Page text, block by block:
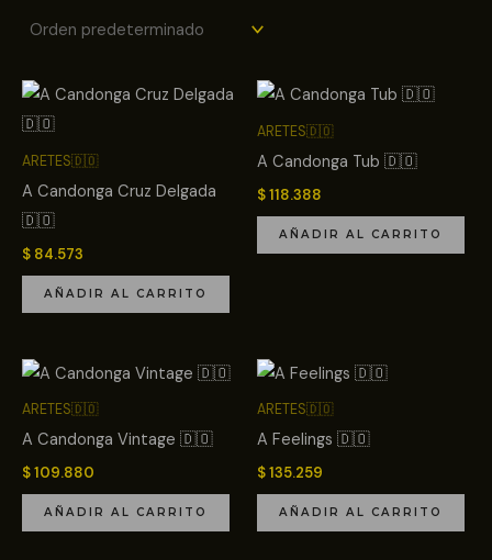
ARETES🇩🇴
A Candonga Cruz Delgada
🇩🇴
$ 84.573
AÑADIR AL CARRITO
ARETES🇩🇴
A Candonga Tub 🇩🇴
$118.388
AÑADIR AL CARRITO
ARETES🇩🇴
A Candonga Vintage 🇩🇴
$109.880
AÑADIR AL CARRITO
ARETES🇩🇴
A Feelings 🇩🇴
$135.259
AÑADIR AL CARRITO